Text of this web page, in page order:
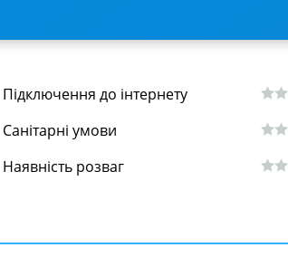
Підключення до інтернету
Санітарні умови
Наявність розваг